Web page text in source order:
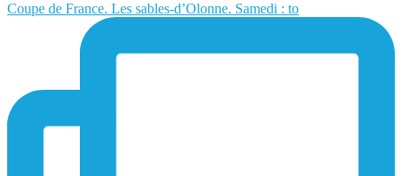
Coupe de France. Les sables-d’Olonne. Samedi : to